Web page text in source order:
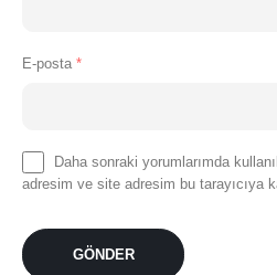
E-posta *
Daha sonraki yorumlarımda
adresim ve site adresim bu tarayıcıya